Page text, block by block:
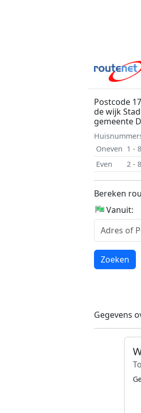
Postcode
de wijk
gemeente
Oneven 1 -
Even
2 -
Bereken
Vanuit:
Laden...
Zoeken
Gegevens